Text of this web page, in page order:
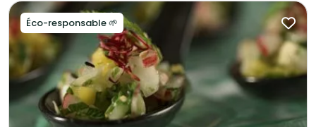
alimentaires. Pour compléter votre expérience, nous offrons également
une sélection de boissons maison, préparées avec soin.
Éco-responsable 🌱